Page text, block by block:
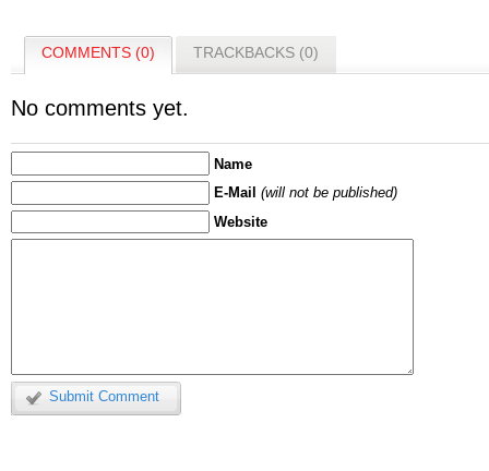
COMMENTS (0) TRACKBACKS (0)
No comments yet.
Name
E-Mail(will not be published)
Website
Submit Comment